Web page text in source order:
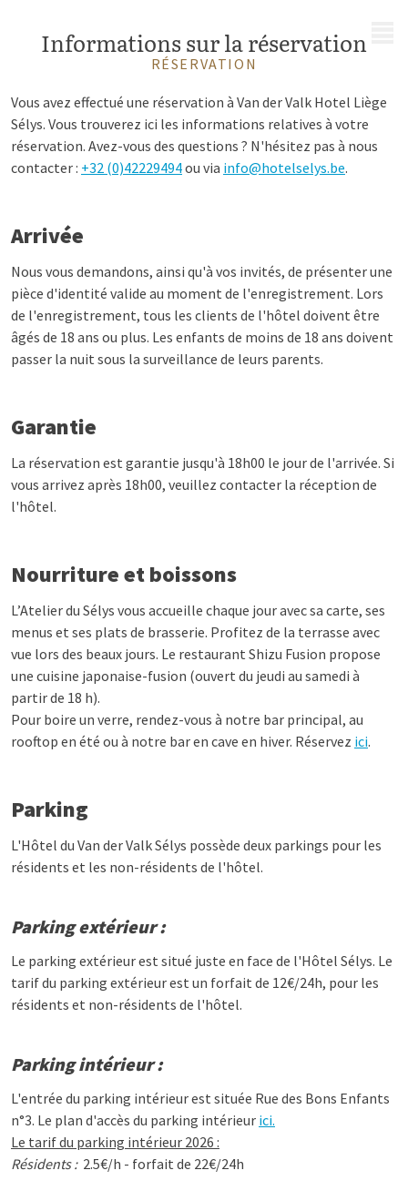
Informations sur la réservation
RÉSERVATION
Vous avez effectué une réservation à Van der Valk Hotel Liège
Sélys. Vous trouverez ici les informations relatives à votre
réservation. Avez-vous des questions ? N'hésitez pas à nous
contacter : +32 (0)42229494ou via info@hotelselys.be.
Arrivée
Nous vous demandons, ainsi qu'à vos invités, de présenter une
pièce d'identité valide au moment de l'enregistrement. Lors
de l'enregistrement, tous les clients de l'hôtel doivent être
âgés de 18 ans ou plus. Les enfants de moins de 18 ans doivent
passer la nuit sous la surveillance de leurs parents.
Garantie
La réservation est garantie jusqu'à 18h00 le jour de l'arrivée. Si
vous arrivez après 18h00, veuillez contacter la réception de
l'hôtel.
Nourriture et boissons
L’Atelier du Sélys vous accueille chaque jour avec sa carte, ses
menus et ses plats de brasserie. Profitez de la terrasse avec
vue lors des beaux jours. Le restaurant Shizu Fusion propose
une cuisine japonaise-fusion (ouvert du jeudi au samedi à
partir de 18 h).
Pour boire un verre, rendez-vous à notre bar principal, au
rooftop en été ou à notre bar en cave en hiver. Réservez ici.
Parking
L'Hôtel du Van der Valk Sélys possède deux parkings pour les
résidents et les non-résidents de l'hôtel.
Parking extérieur :
Le parking extérieur est situé juste en face de l'Hôtel Sélys. Le
tarif du parking extérieur est un forfait de 12€/24h, pour les
résidents et non-résidents de l'hôtel.
Parking intérieur :
L'entrée du parking intérieur est située Rue des Bons Enfants
n°3. Le plan d'accès du parking intérieur ici.
Le tarif du parking intérieur 2026 :
Résidents : 2.5€/h - forfait de 22€/24h